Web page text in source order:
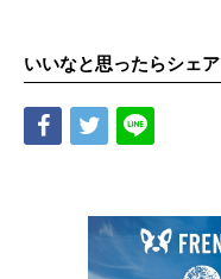
いいなと思ったらシェア
Share Tweet